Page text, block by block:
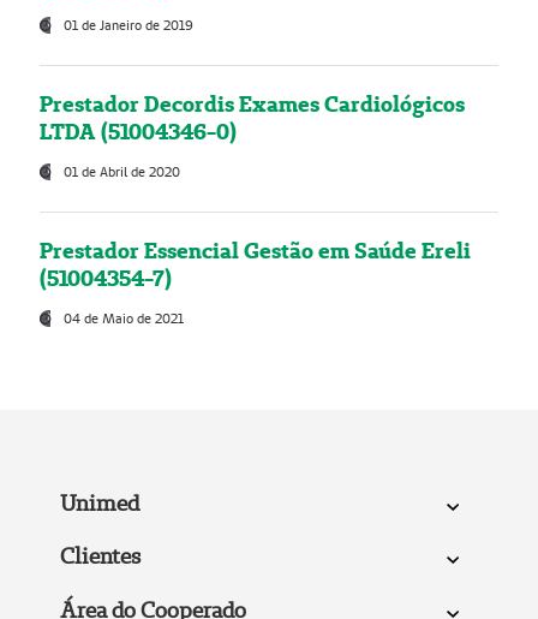
01 de Janeiro de 2019
Prestador Decordis Exames Cardiológicos
LTDA (51004346-0)
01 de Abril de 2020
Prestador Essencial Gestão em Saúde Ereli
(51004354-7)
04 de Maio de 2021
Unimed
Clientes
Área do Cooperado